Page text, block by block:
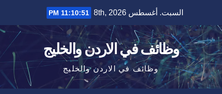
content
السبت. أغسطس 8th, 2026 11:10:52 PM
وظائف في الاردن والخليج
وظائف في الاردن والخليج